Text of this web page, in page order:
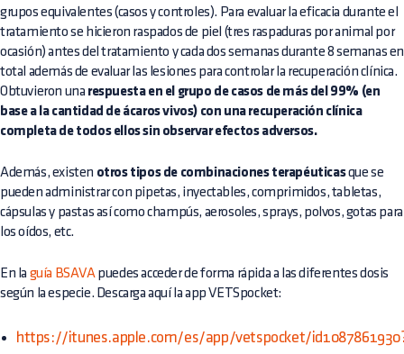
grupos equivalentes (casos y controles). Para evaluar la eficacia durante el
tratamiento se hicieron raspados de piel (tres raspaduras por animal por
ocasión) antes del tratamiento y cada dos semanas durante 8 semanas en
total además de evaluar las lesiones para controlar la recuperación clínica.
Obtuvieron una respuesta en el grupo de casos de más del 99% (en
base a la cantidad de ácaros vivos) con una recuperación clínica
completa de todos ellos sin observar efectos adversos.
Además, existen otros tipos de combinaciones terapéuticasque se
pueden administrar con pipetas, inyectables, comprimidos, tabletas,
cápsulas y pastas así como champús, aerosoles, sprays, polvos, gotas para
los oídos, etc.
En la guía BSAVApuedes acceder de forma rápida a las diferentes dosis
según la especie. Descarga aquí la app VETSpocket:
https://itunes.apple.com/es/app/vetspocket/